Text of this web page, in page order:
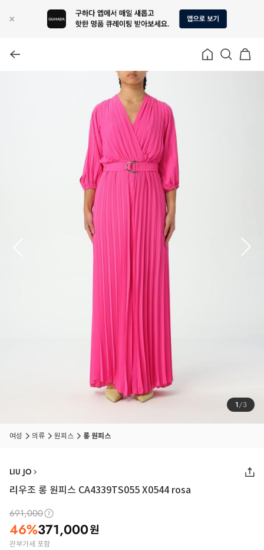
1/3
여성 의류 원피스 롱 원피스
LIU JO
리우조 롱 원피스 CA4339TS055 X0544 rosa
691,000
46%371,000원
관부가세 포함